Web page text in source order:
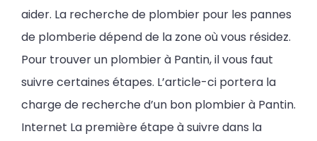
aider. La recherche de plombier pour les pannes
de plomberie dépend de la zone où vous résidez.
Pour trouver un plombier à Pantin, il vous faut
suivre certaines étapes. L’article-ci portera la
charge de recherche d’un bon plombier à Pantin.
Internet La première étape à suivre dans la